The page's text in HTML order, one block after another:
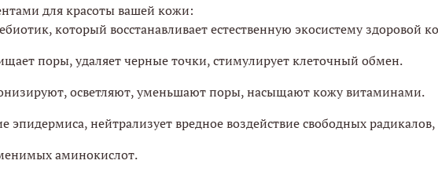
для красоты вашей кожи:
который восстанавливает естественную экосистему здоровой
поры, удаляет черные точки, стимулирует клеточный обмен.
осветляют, уменьшают поры, насыщают кожу витаминами.
эпидермиса, нейтрализует вредное воздействие свободных
аминокислот.